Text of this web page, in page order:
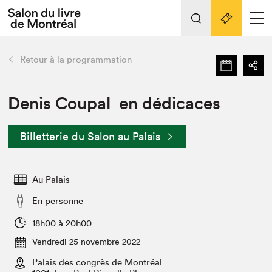
Espace médias
Espace exposant⋅e⋅s
Tout sur l'édition 2022
Actualités
Vidéos et Balados
Club de lecture Braindate
retour Nos activités
Édition 2022
Nous connaître
Projets partenaires 2022
Archives
Liens pratiques
Retour à la programmation
Denis Coupal en dédicaces
Billetterie du Salon au Palais
Au Palais
En personne
18h00 à 20h00
Vendredi 25 novembre 2022
Palais des congrès de Montréal